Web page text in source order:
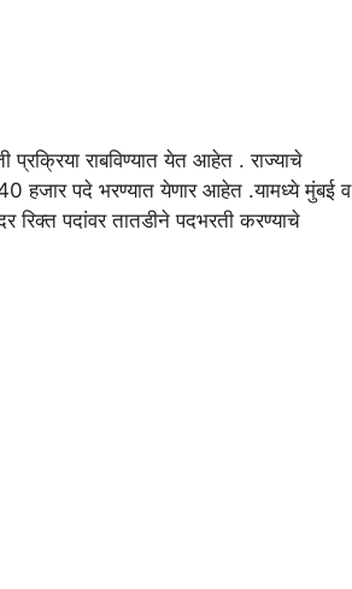
प्रक्रिया राबविण्यात येत आहेत . राज्याचे
40 हजार पदे भरण्यात येणार आहेत .यामध्ये मुंबई व
रिक्त पदांवर तातडीने पदभरती करण्याचे